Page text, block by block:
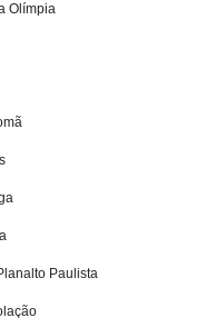
Olímpia
Paulista